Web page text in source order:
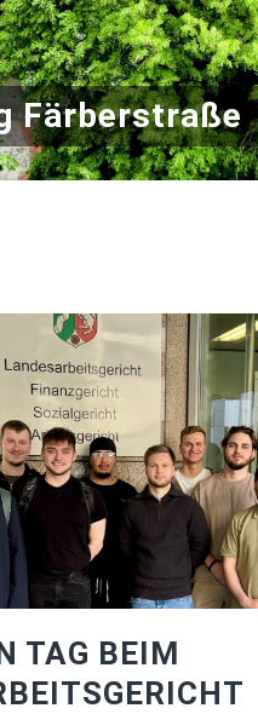
Färberstraße
TAG BEIM